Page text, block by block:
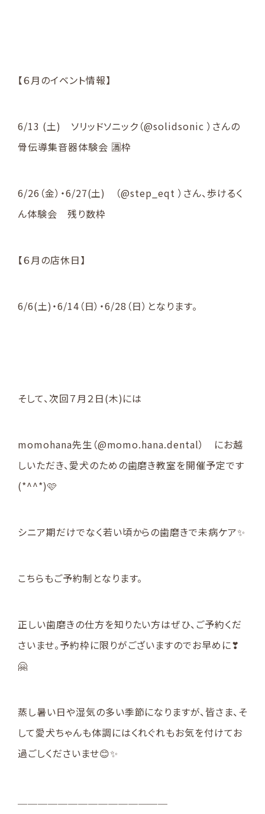
【６月のイベント情報】
6/13 (土) ソリッドソニック（@solidsonic ）さんの
骨伝導集音器体験会 🈵枠
6/26（金）・6/27(土) （@step_eqt ）さん、歩けるく
ん体験会 残り数枠
【６月の店休日】
6/6(土)・6/14（日）・6/28（日）となります。
そして、次回７月２日(木)には
momohana先生（@momo.hana.dental） にお越
しいただき、愛犬のための歯磨き教室を開催予定です
(*^^*)🩷
シニア期だけでなく若い頃からの歯磨きで未病ケア✨️
こちらもご予約制となります。
正しい歯磨きの仕方を知りたい方はぜひ、ご予約くだ
さいませ。予約枠に限りがございますのでお早めに❣
🤗
蒸し暑い日や湿気の多い季節になりますが、皆さま、そ
して愛犬ちゃんも体調にはくれぐれもお気を付けてお
過ごしくださいませ😊✨️